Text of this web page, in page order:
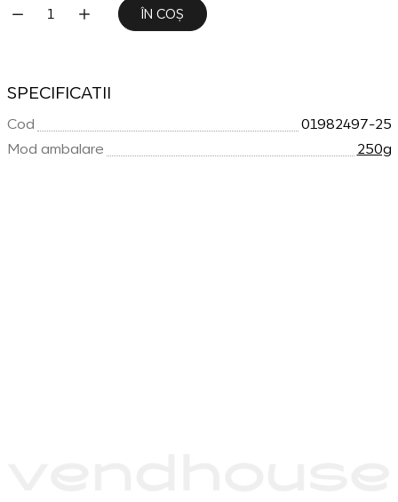
ÎN COȘ
SPECIFICATII
Cod
01982497-25
Mod ambalare
250g